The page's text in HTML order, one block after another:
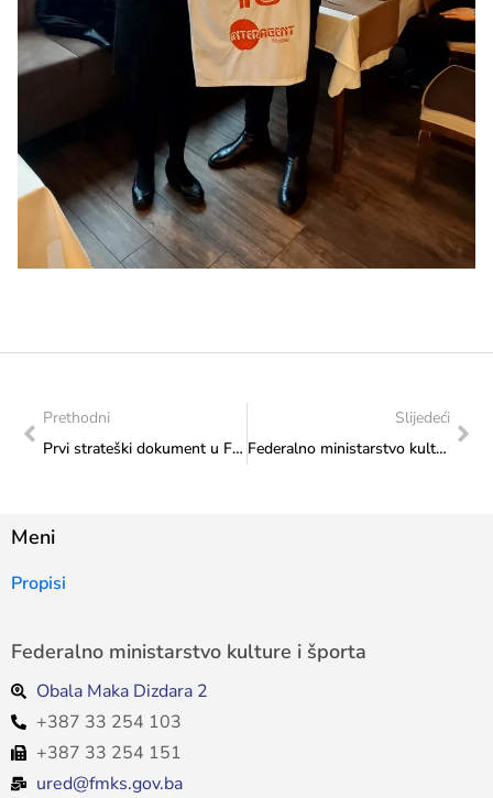
Prethodni
Prvi strateški dokument u Federaciji Bosne i Hercegovine namijenjen mladima: Na prijedlog Federalnog ministarstva kulture i športa Vlada Federacije Bosne i Hercegovine utvrdila prijedlog Strategije za mlade 2025.-2034. godine
Slijedeći
Federalno ministarstvo kulture i športa: Ministrica Sanja Vlaisavljević na sastanku s predstavnicima Olimpijskog komiteta Bosne i Hercegovine
Meni
Propisi
Federalno ministarstvo kulture i športa
Obala Maka Dizdara 2
+387 33 254 103
+387 33 254 151
ured@fmks.gov.ba